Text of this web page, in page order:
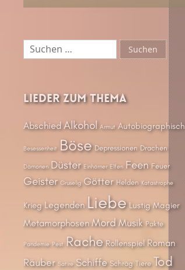
Suchen
nach:
Lieder zum Thema
Abschied Alkohol Armut Autobiographisch
Besessenheit Böse Depressionen Drachen
Dämonen Düster Einhörner Elfen Feen Feuer
Geister Gruselig Götter Helden Katastrophe
Krieg Legenden Liebe Lustig Magier
Metamorphosen MordMusik Pakte
Pandemie Pest Rache Rollenspiel Roman
Räuber Satire Schiffe Schräg Tiere Tod